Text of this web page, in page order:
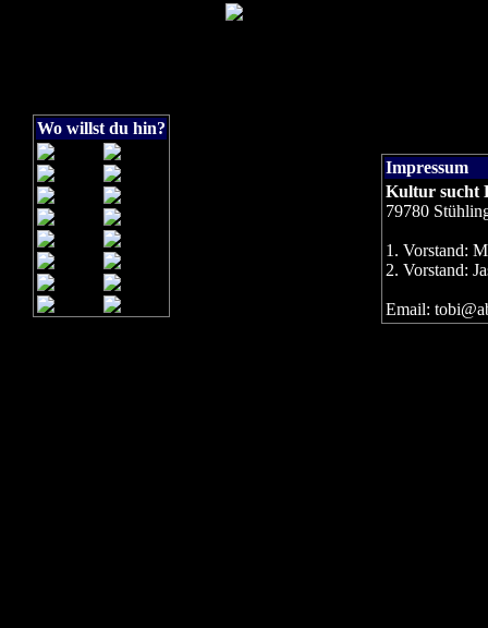
Wo willst du hin?
Impressum
Kultur sucht
79780
1. Vorstand:
2. Vorstand:
Email: